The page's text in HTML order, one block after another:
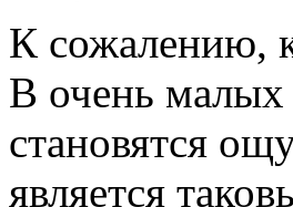
К сожалению,
В очень малых
становятся
является